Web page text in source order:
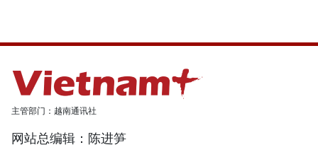
主管部门：越南通讯社
网站总编辑：陈进笋